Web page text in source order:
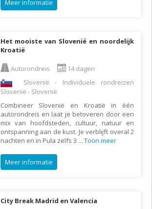
Meer informatie
Het mooiste van Slovenië en noordelijk
Kroatië
Autorondreis
14 dagen
Slovenië - Individuele rondreizen
Slovenië - Slovenië
Combineer Slovenië en Kroatië in één
autorondreis en laat je betoveren door een
mix van hoofdsteden, cultuur, natuur en
ontspanning aan de kust. Je verblijft overal 2
nachten en in Pula zelfs 3 ... Toon meer
Meer informatie
City Break Madrid en Valencia